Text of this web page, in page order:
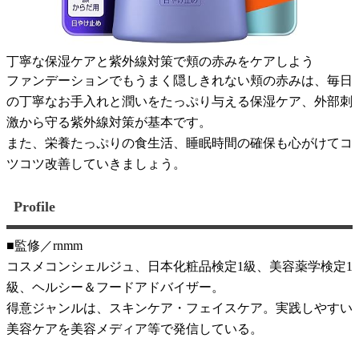
丁寧な保湿ケアと紫外線対策で頬の赤みをケアしよう
ファンデーションでもうまく隠しきれない頬の赤みは、毎日
の丁寧なお手入れと潤いをたっぷり与える保湿ケア、外部刺
激から守る紫外線対策が基本です。
また、栄養たっぷりの食生活、睡眠時間の確保も心がけてコ
ツコツ改善していきましょう。
Profile
■監修／rnmm
コスメコンシェルジュ、日本化粧品検定1級、美容薬学検定1
級、ヘルシー＆フードアドバイザー。
得意ジャンルは、スキンケア・フェイスケア。実践しやすい
美容ケアを美容メディア等で発信している。